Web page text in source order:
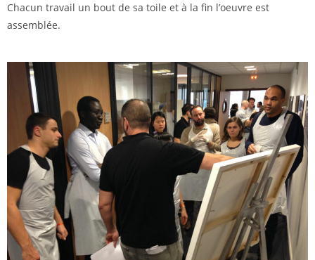
Chacun travail un bout de sa toile et à la fin l’oeuvre est
assemblée.